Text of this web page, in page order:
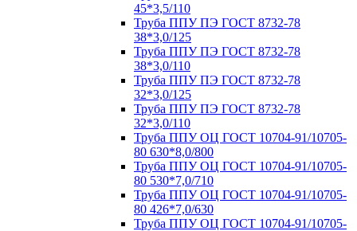
45*3,5/110
Труба ППУ ПЭ ГОСТ 8732-78
38*3,0/125
Труба ППУ ПЭ ГОСТ 8732-78
38*3,0/110
Труба ППУ ПЭ ГОСТ 8732-78
32*3,0/125
Труба ППУ ПЭ ГОСТ 8732-78
32*3,0/110
Труба ППУ ОЦ ГОСТ 10704-91/10705-
80 630*8,0/800
Труба ППУ ОЦ ГОСТ 10704-91/10705-
80 530*7,0/710
Труба ППУ ОЦ ГОСТ 10704-91/10705-
80 426*7,0/630
Труба ППУ ОЦ ГОСТ 10704-91/10705-